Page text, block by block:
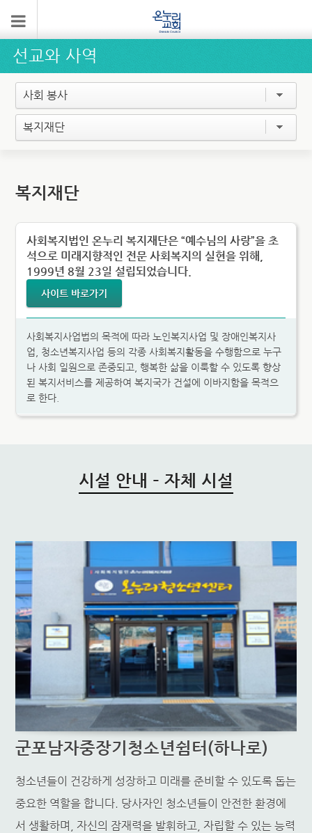
선교와 사역
사회 봉사
복지재단
복지재단
사회복지법인 온누리 복지재단은 “예수님의 사랑”을 초
석으로 미래지향적인 전문 사회복지의 실현을 위해,
1999년 8월 23일 설립되었습니다.
사이트 바로가기
사회복지사업법의 목적에 따라 노인복지사업 및 장애인복지사
업, 청소년복지사업 등의 각종 사회복지활동을 수행함으로 누구
나 사회 일원으로 존중되고, 행복한 삶을 이룩할 수 있도록 향상
된 복지서비스를 제공하여 복지국가 건설에 이바지함을 목적으
로 한다.
시설 안내 – 자체 시설
군포남자중장기청소년쉼터(하나로)
청소년들이 건강하게 성장하고 미래를 준비할 수 있도록 돕는
중요한 역할을 합니다. 당사자인 청소년들이 안전한 환경에
서 생활하며, 자신의 잠재력을 발휘하고, 자립할 수 있는 능력